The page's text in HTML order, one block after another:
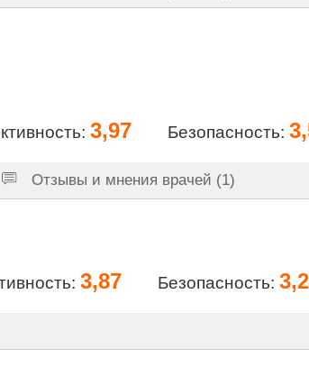
3,97 Безопасность:
Отзывы и мнения врачей (1)
3,87 Безопасность: